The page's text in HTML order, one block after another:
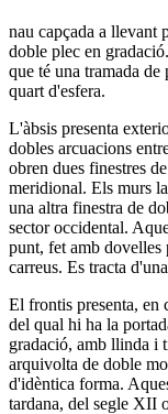
nau capçada a llevant
doble plec en
que té una tramada
quart d'esfera.
L'àbsis presenta
dobles arcuacions
obren dues finestres
meridional. Els murs
una altra finestra de
sector occidental.
punt, fet amb
carreus. Es tracta
El frontis presenta, en
del qual hi ha la
gradació, amb llinda i
arquivolta de doble
d'idèntica forma.
tardana, del segle XII